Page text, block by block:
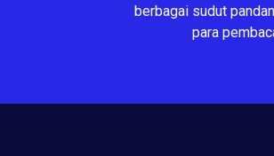
berbagai sudut
para